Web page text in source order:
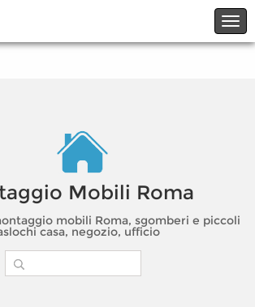
Mobili Roma
mobili Roma, sgomberi e piccoli
casa, negozio, ufficio